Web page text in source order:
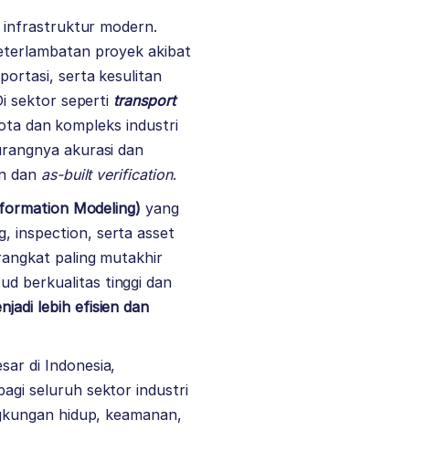
infrastruktur modern.
proyek akibat
serta kesulitan
sektor seperti transport
dan kompleks industri
akurasi dan
dan as-built verification.
Modeling) yang
inspection, serta asset
paling mutakhir
berkualitas tinggi dan
lebih efisien dan
di Indonesia,
seluruh sektor industri
hidup, keamanan,